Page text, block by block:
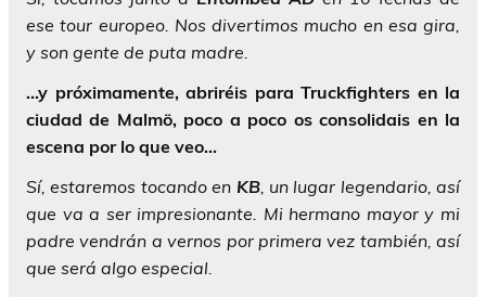
ese tour europeo. Nos divertimos mucho en esa gira,
y son gente de puta madre.
…y próximamente, abriréis para Truckfighters en la
ciudad de Malmö, poco a poco os consolidais en la
escena por lo que veo…
Sí, estaremos tocando en KB, un lugar legendario, así
que va a ser impresionante. Mi hermano mayor y mi
padre vendrán a vernos por primera vez también, así
que será algo especial.